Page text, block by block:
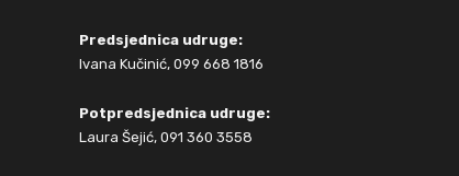
Predsjednica udruge:
Ivana Kučinić, 099 668 1816
Potpredsjednica udruge:
Laura Šejić, 091 360 3558